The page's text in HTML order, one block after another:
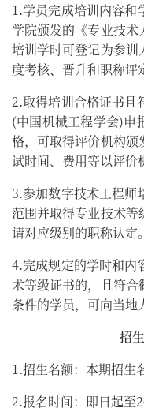
1.学员完成培训内容和
学院颁发的《专业技术
培训学时可登记为参训
度考核、晋升和职称评
2.取得培训合格证书且
(中国机械工程学会)申
格，可取得评价机构颁
试时间、费用等以评价
3.参加数字技术工程师
范围并取得专业技术
请对应级别的职称认定。
4.完成规定的学时和内
术等级证书的，且符
条件的学员，可向当地
招
1.招生名额：本期招生
2.报名时间：即日起至